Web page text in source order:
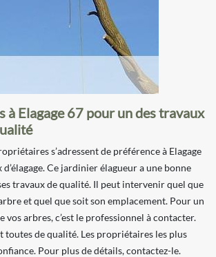
à Elagage 67 pour un des travaux
s’adressent de préférence à Elagage
Ce jardinier élagueur a une bonne
travaux de qualité. Il peut intervenir quel que
et quel que soit son emplacement. Pour un
arbres, c’est le professionnel à contacter.
toutes de qualité. Les propriétaires les plus
Pour plus de détails, contactez-le.